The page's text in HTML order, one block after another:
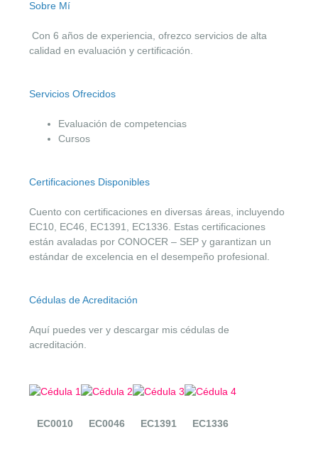
Sobre Mí
Con 6 años de experiencia, ofrezco servicios de alta
calidad en evaluación y certificación.
Servicios Ofrecidos
Evaluación de competencias
Cursos
Certificaciones Disponibles
Cuento con certificaciones en diversas áreas, incluyendo
EC10, EC46, EC1391, EC1336. Estas certificaciones
están avaladas por CONOCER – SEP y garantizan un
estándar de excelencia en el desempeño profesional.
Cédulas de Acreditación
Aquí puedes ver y descargar mis cédulas de
acreditación.
EC0010 EC0046 EC1391 EC1336